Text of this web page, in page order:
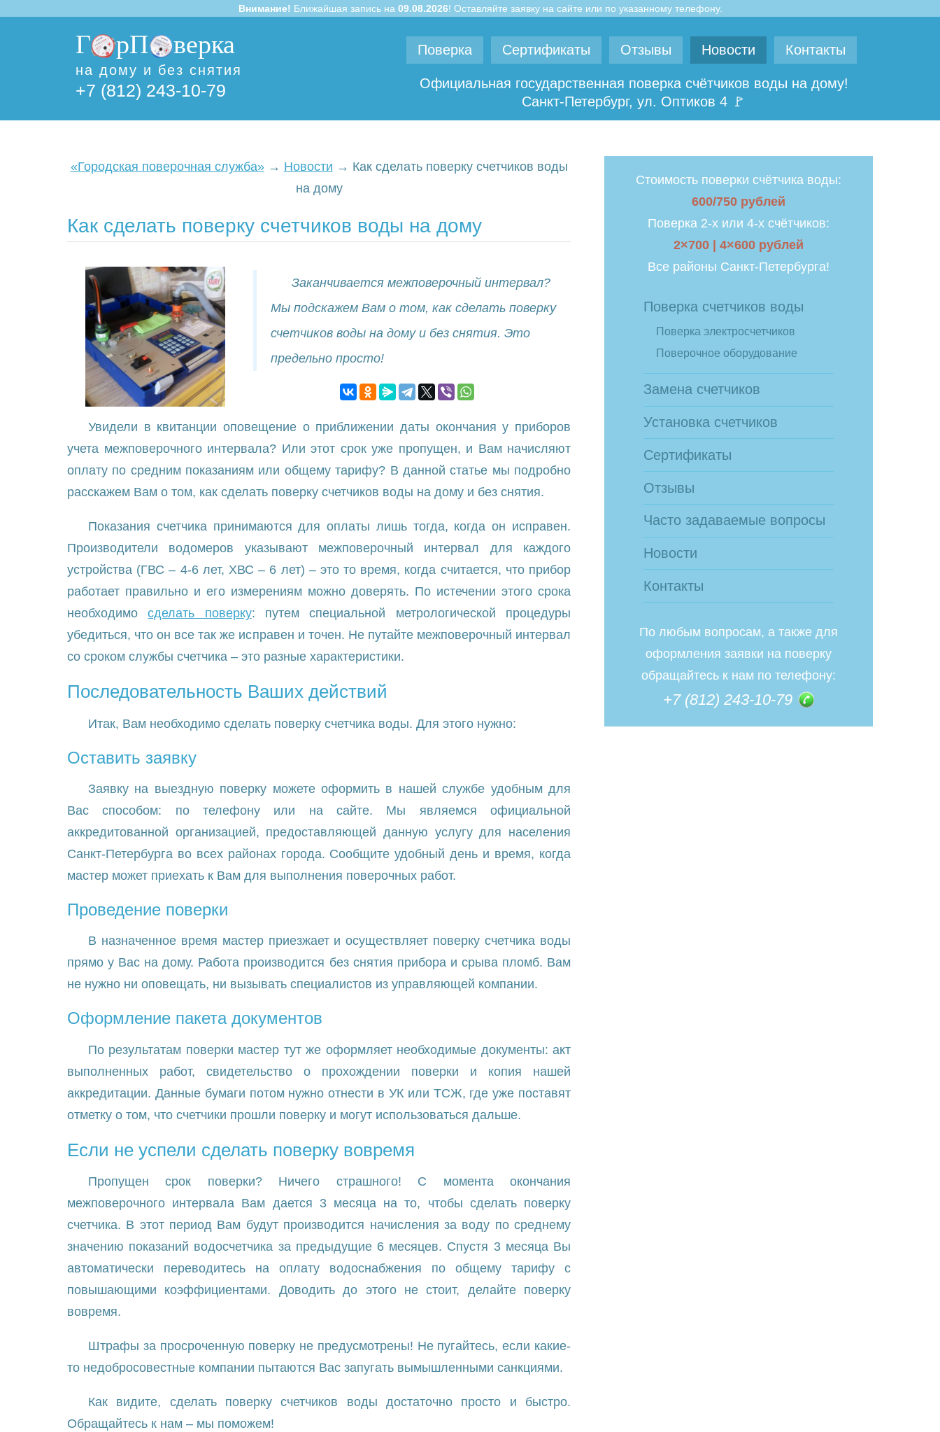
Внимание! Ближайшая запись на 09.08.2026! Оставляйте заявку на сайте или по указанному телефону.
Г рП верка
на дому и без снятия
+7 (812) 243-10-79
Skip
to
content
Поверка Сертификаты Отзывы Новости Контакты
Официальная государственная поверка счётчиков воды на дому!
Санкт-Петербург, ул. Оптиков 4 🚩
«Городская поверочная служба» → Новости → Как сделать поверку счетчиков воды
на дому
Как сделать поверку счетчиков воды на дому
Заканчивается межповерочный интервал?
Мы подскажем Вам о том, как сделать поверку
счетчиков воды на дому и без снятия. Это
предельно просто!
Увидели в квитанции оповещение о приближении даты окончания у приборов
учета межповерочного интервала? Или этот срок уже пропущен, и Вам начисляют
оплату по средним показаниям или общему тарифу? В данной статье мы подробно
расскажем Вам о том, как сделать поверку счетчиков воды на дому и без снятия.
Показания счетчика принимаются для оплаты лишь тогда, когда он исправен.
Производители водомеров указывают межповерочный интервал для каждого
устройства (ГВС – 4-6 лет, ХВС – 6 лет) – это то время, когда считается, что прибор
работает правильно и его измерениям можно доверять. По истечении этого срока
необходимосделать поверку: путем специальной метрологической процедуры
убедиться, что он все так же исправен и точен. Не путайте межповерочный интервал
со сроком службы счетчика – это разные характеристики.
Последовательность Ваших действий
Итак, Вам необходимо сделать поверку счетчика воды. Для этого нужно:
Оставить заявку
Заявку на выездную поверку можете оформить в нашей службе удобным для
Вас способом: по телефону или на сайте. Мы являемся официальной
аккредитованной организацией, предоставляющей данную услугу для населения
Санкт-Петербурга во всех районах города. Сообщите удобный день и время, когда
мастер может приехать к Вам для выполнения поверочных работ.
Проведение поверки
В назначенное время мастер приезжает и осуществляет поверку счетчика воды
прямо у Вас на дому. Работа производится без снятия прибора и срыва пломб. Вам
не нужно ни оповещать, ни вызывать специалистов из управляющей компании.
Оформление пакета документов
По результатам поверки мастер тут же оформляет необходимые документы: акт
выполненных работ, свидетельство о прохождении поверки и копия нашей
аккредитации. Данные бумаги потом нужно отнести в УК или ТСЖ, где уже поставят
отметку о том, что счетчики прошли поверку и могут использоваться дальше.
Если не успели сделать поверку вовремя
Пропущен срок поверки? Ничего страшного! С момента окончания
межповерочного интервала Вам дается 3 месяца на то, чтобы сделать поверку
счетчика. В этот период Вам будут производится начисления за воду по среднему
значению показаний водосчетчика за предыдущие 6 месяцев. Спустя 3 месяца Вы
автоматически переводитесь на оплату водоснабжения по общему тарифу с
повышающими коэффициентами. Доводить до этого не стоит, делайте поверку
вовремя.
Штрафы за просроченную поверку не предусмотрены! Не пугайтесь, если какие-
то недобросовестные компании пытаются Вас запугать вымышленными санкциями.
Как видите, сделать поверку счетчиков воды достаточно просто и быстро.
Обращайтесь к нам – мы поможем!
Стоимость поверки счётчика воды:
600/750 рублей
Поверка 2-х или 4-х счётчиков:
2×700 | 4×600 рублей
Все районы Санкт-Петербурга!
Поверка счетчиков воды
Поверка электросчетчиков
Поверочное оборудование
Замена счетчиков
Установка счетчиков
Сертификаты
Отзывы
Часто задаваемые вопросы
Новости
Контакты
По любым вопросам, а также для
оформления заявки на поверку
обращайтесь к нам по телефону:
+7 (812) 243-10-79